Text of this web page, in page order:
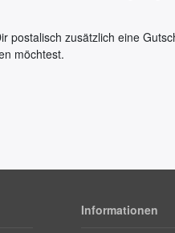
postalisch zusätzlich eine
möchtest.
Informationen